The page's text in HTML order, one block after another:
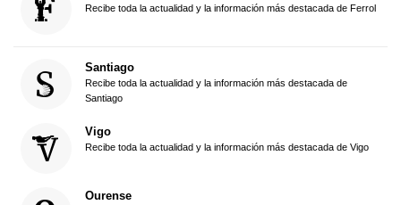
Recibe toda la actualidad y la información más destacada de Ferrol
Santiago
Recibe toda la actualidad y la información más destacada de
Santiago
Vigo
Recibe toda la actualidad y la información más destacada de Vigo
Ourense